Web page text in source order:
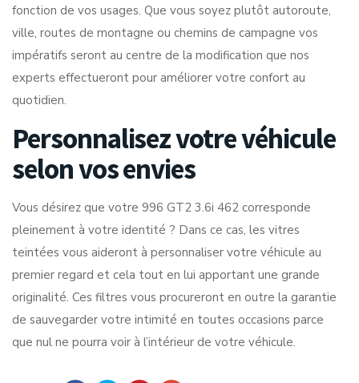
fonction de vos usages. Que vous soyez plutôt autoroute,
ville, routes de montagne ou chemins de campagne vos
impératifs seront au centre de la modification que nos
experts effectueront pour améliorer votre confort au
quotidien.
Personnalisez votre véhicule
selon vos envies
Vous désirez que votre 996 GT2 3.6i 462 corresponde
pleinement à votre identité ? Dans ce cas, les vitres
teintées vous aideront à personnaliser votre véhicule au
premier regard et cela tout en lui apportant une grande
originalité. Ces filtres vous procureront en outre la garantie
de sauvegarder votre intimité en toutes occasions parce
que nul ne pourra voir à l’intérieur de votre véhicule.